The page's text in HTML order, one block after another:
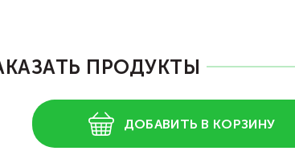
ПРОДУКТЫ
ДОБАВИТЬ В КОРЗИНУ